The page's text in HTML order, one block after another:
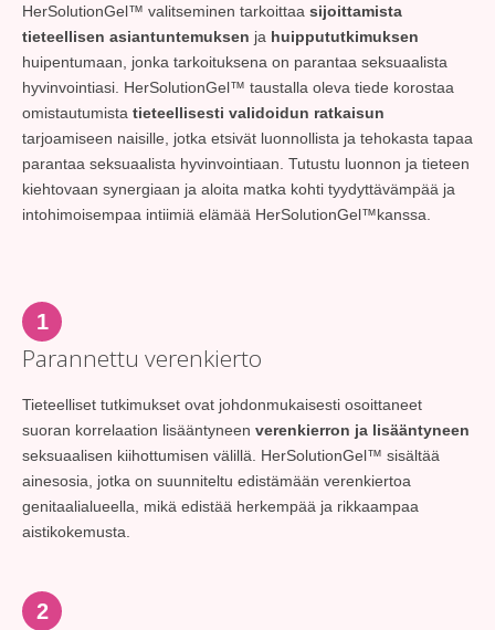
HerSolutionGel™ valitseminen tarkoittaa sijoittamista
tieteellisen asiantuntemuksen ja huippututkimuksen
huipentumaan, jonka tarkoituksena on parantaa seksuaalista
hyvinvointiasi. HerSolutionGel™ taustalla oleva tiede korostaa
omistautumista tieteellisesti validoidun ratkaisun
tarjoamiseen naisille, jotka etsivät luonnollista ja tehokasta tapaa
parantaa seksuaalista hyvinvointiaan. Tutustu luonnon ja tieteen
kiehtovaan synergiaan ja aloita matka kohti tyydyttävämpää ja
intohimoisempaa intiimiä elämää HerSolutionGel™kanssa.
1
Parannettu verenkierto
Tieteelliset tutkimukset ovat johdonmukaisesti osoittaneet
suoran korrelaation lisääntyneen verenkierron ja lisääntyneen
seksuaalisen kiihottumisen välillä. HerSolutionGel™ sisältää
ainesosia, jotka on suunniteltu edistämään verenkiertoa
genitaalialueella, mikä edistää herkempää ja rikkaampaa
aistikokemusta.
2